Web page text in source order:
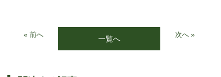
« 前へ 一覧へ 次へ »